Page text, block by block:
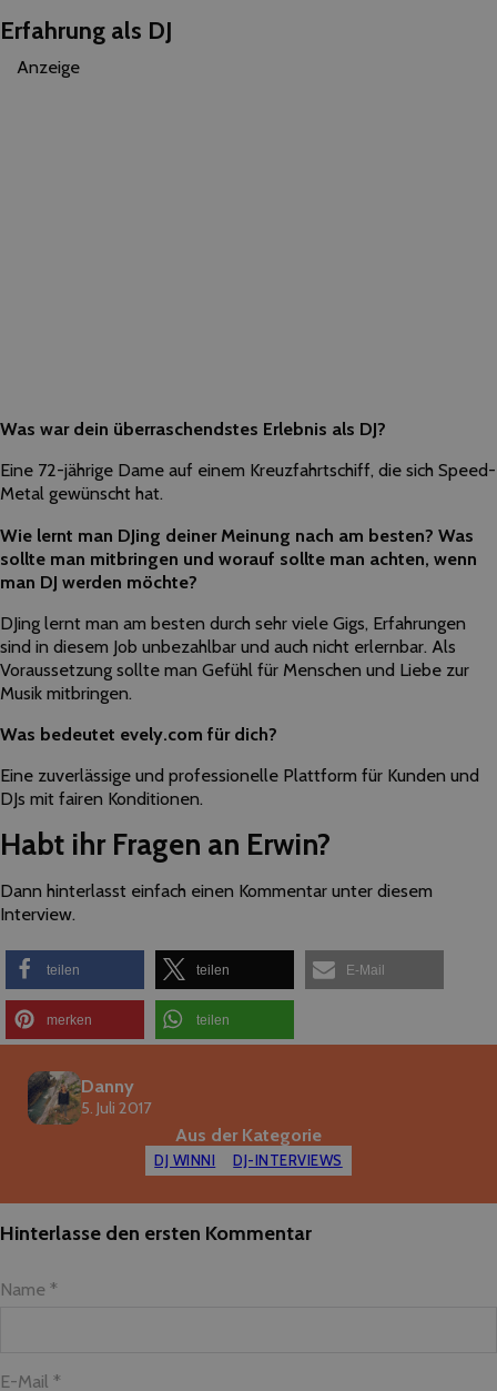
Erfahrung als DJ
Anzeige
Was war dein überraschendstes Erlebnis als DJ?
Eine 72-jährige Dame auf einem Kreuzfahrtschiff, die sich Speed-
Metal gewünscht hat.
Wie lernt man DJing deiner Meinung nach am besten? Was
sollte man mitbringen und worauf sollte man achten, wenn
man DJ werden möchte?
DJing lernt man am besten durch sehr viele Gigs, Erfahrungen
sind in diesem Job unbezahlbar und auch nicht erlernbar. Als
Voraussetzung sollte man Gefühl für Menschen und Liebe zur
Musik mitbringen.
Was bedeutet evely.com für dich?
Eine zuverlässige und professionelle Plattform für Kunden und
DJs mit fairen Konditionen.
Habt ihr Fragen an Erwin?
Dann hinterlasst einfach einen Kommentar unter diesem
Interview.
teilen teilen E-Mail
merken teilen
Danny
5. Juli 2017
Aus der Kategorie
DJ WINNI DJ-INTERVIEWS
Hinterlasse den ersten Kommentar
Name *
E-Mail *